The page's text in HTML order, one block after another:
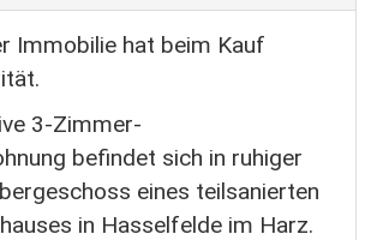
Immobilie hat beim Kauf
3-Zimmer-
befindet sich in ruhiger
eines teilsanierten
in Hasselfelde im Harz.